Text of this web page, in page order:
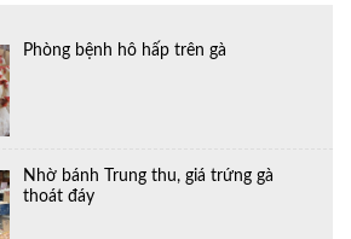
Phòng bệnh hô hấp trên gà
Nhờ bánh Trung thu, giá trứng gà
thoát đáy